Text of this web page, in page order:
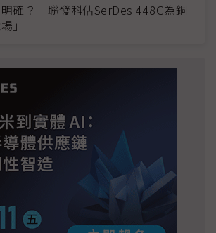
確？ 聯發科估SerDes 448G為銅
」